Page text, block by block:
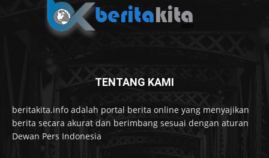
TENTANG KAMI
beritakita.info adalah portal berita online yang menyajikan
berita secara akurat dan berimbang sesuai dengan aturan
Dewan Pers Indonesia